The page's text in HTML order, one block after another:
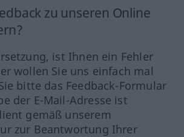
zu unseren Online
ist Ihnen ein Fehler
wollen Sie uns einfach mal
bitte das Feedback-Formular
der E-Mail-Adresse ist
gemäß unserem
zur Beantwortung Ihrer